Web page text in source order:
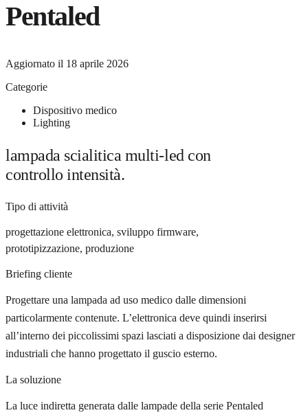
Pentaled
Aggiornato il 18 aprile 2026
Categorie
Dispositivo medico
Lighting
lampada scialitica multi-led con
controllo intensità.
Tipo di attività
progettazione elettronica, sviluppo firmware,
prototipizzazione, produzione
Briefing cliente
Progettare una lampada ad uso medico dalle dimensioni
particolarmente contenute. L’elettronica deve quindi inserirsi
all’interno dei piccolissimi spazi lasciati a disposizione dai designer
industriali che hanno progettato il guscio esterno.
La soluzione
La luce indiretta generata dalle lampade della serie Pentaled